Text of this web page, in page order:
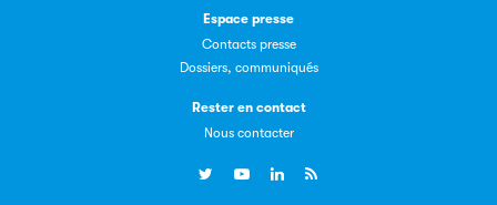
Espace presse
Contacts presse
Dossiers, communiqués
Rester en contact
Nous contacter
La plateforme LivrEmploi regroupe toutes les offres